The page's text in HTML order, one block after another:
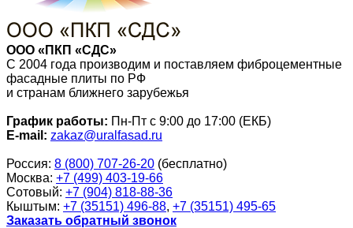
ООО «ПКП «СДС»
С 2004 года производим и поставляем фиброцементные
фасадные плиты по РФ
и странам ближнего зарубежья
График работы: Пн-Пт с 9:00 до 17:00 (ЕКБ)
E-mail: zakaz@uralfasad.ru
Россия: 8 (800) 707-26-20 (бесплатно)
Москва: +7 (499) 403-19-66
Сотовый: +7 (904) 818-88-36
Кыштым: +7 (35151) 496-88, +7 (35151) 495-65
Заказать обратный звонок